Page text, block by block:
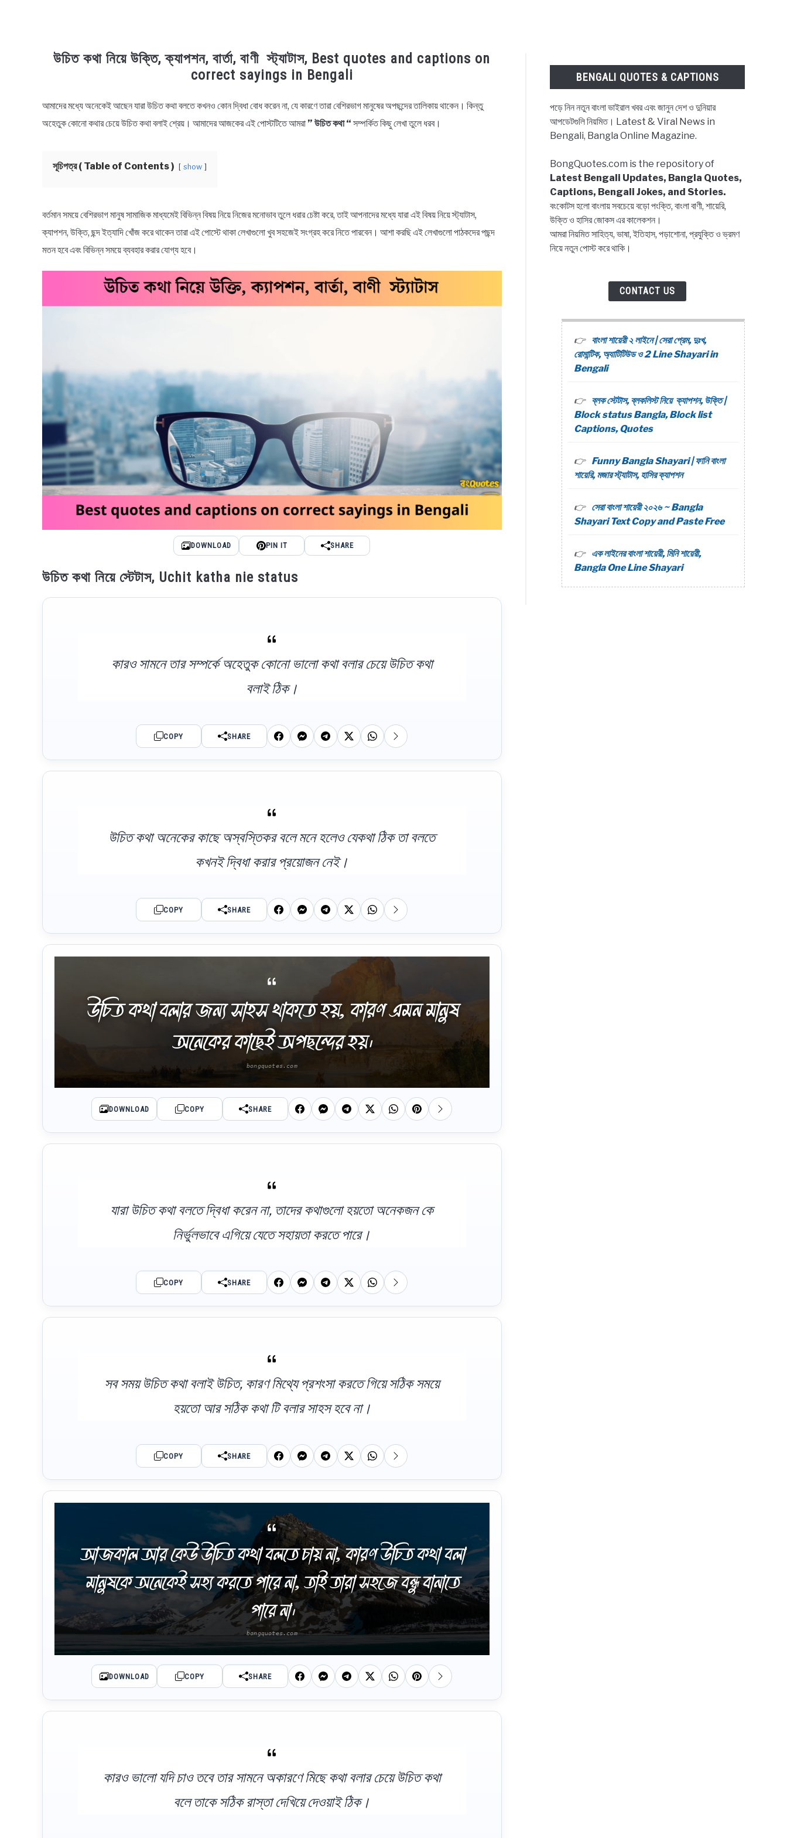
উচিত কথা নিয়ে উক্তি, ক্যাপশন, বার্তা, বাণী স্ট্যাটাস, Best quotes and captions on
correct sayings in Bengali
in
Bengali
আমাদের মধ্যে অনেকেই আছেন যারা উচিত কথা বলতে কখনও কোন দ্বিধা বোধ করেন না, যে কারণে তারা বেশিরভাগ মানুষের অপছন্দের তালিকায় থাকেন। কিন্তু
অহেতুক কোনো কথার চেয়ে উচিত কথা বলাই শ্রেয়। আমাদের আজকের এই পোস্টটিতে আমরা ” উচিত কথা “ সম্পর্কিত কিছু লেখা তুলে ধরব।
সূচিপত্র ( Table of Contents ) show
বর্তমান সময়ে বেশিরভাগ মানুষ সামাজিক মাধ্যমেই বিভিন্ন বিষয় নিয়ে নিজের মনোভাব তুলে ধরার চেষ্টা করে, তাই আপনাদের মধ্যে যারা এই বিষয় নিয়ে স্ট্যাটাস,
ক্যাপশন, উক্তি, ছন্দ ইত্যাদি খোঁজ করে থাকেন তারা এই পোস্টে থাকা লেখাগুলো খুব সহজেই সংগ্রহ করে নিতে পারবেন। আশা করছি এই লেখাগুলো পাঠকদের পছন্দ
মতন হবে এবং বিভিন্ন সময়ে ব্যবহার করার যোগ্য হবে।
DOWNLOAD PIN IT SHARE
উচিত কথা নিয়ে স্টেটাস, Uchit katha nie status
কারও সামনে তার সম্পর্কে অহেতুক কোনো ভালো কথা বলার চেয়ে উচিত কথা
বলাই ঠিক।
COPY SHARE
উচিত কথা অনেকের কাছে অস্বস্তিকর বলে মনে হলেও যেকথা ঠিক তা বলতে
কখনই দ্বিধা করার প্রয়োজন নেই।
COPY SHARE
উচিত কথা বলার জন্য সাহস থাকতে হয়, কারণ এমন মানুষ
অনেকের কাছেই অপছন্দের হয়।
DOWNLOAD COPY SHARE
যারা উচিত কথা বলতে দ্বিধা করেন না, তাদের কথাগুলো হয়তো অনেকজন কে
নির্ভুলভাবে এগিয়ে যেতে সহায়তা করতে পারে।
COPY SHARE
সব সময় উচিত কথা বলাই উচিত, কারণ মিথ্যে প্রশংসা করতে গিয়ে সঠিক সময়ে
হয়তো আর সঠিক কথা টি বলার সাহস হবে না।
COPY SHARE
আজকাল আর কেউ উচিত কথা বলতে চায় না, কারণ উচিত কথা বলা
মানুষকে অনেকেই সহ্য করতে পারে না, তাই তারা সহজে বন্ধু বানাতে
পারে না।
DOWNLOAD COPY SHARE
কারও ভালো যদি চাও তবে তার সামনে অকারণে মিছে কথা বলার চেয়ে উচিত কথা
বলে তাকে সঠিক রাস্তা দেখিয়ে দেওয়াই ঠিক।
BENGALI QUOTES & CAPTIONS
পড়ে নিন নতুন বাংলা ভাইরাল খবর এবং জানুন দেশ ও দুনিয়ার
আপডেটগুলি নিয়মিত। Latest & Viral News in
Bengali, Bangla Online Magazine.
BongQuotes.com is the repository of
Latest Bengali Updates, Bangla Quotes,
Captions, Bengali Jokes, and Stories.
বংকোটস হলো বাংলায় সবচেয়ে বড়ো পংক্তি, বাংলা বাণী, শায়েরি,
উক্তি ও হাসির জোকস এর কালেকশন।
আমরা নিয়মিত সাহিত্য, ভাষা, ইতিহাস, পড়াশোনা, প্রযুক্তি ও ভ্রমণ
নিয়ে নতুন পোস্ট করে থাকি।
CONTACT US
বাংলা শায়েরী ২ লাইনে | সেরা প্রেম, দুঃখ,
রোমান্টিক, অ্যাটিটিউড ও 2 Line Shayari in
Bengali
ব্লক স্টেটাস, ব্লকলিস্ট নিয়ে ক্যাপশন, উক্তি |
Block status Bangla, Block list
Captions, Quotes
Funny Bangla Shayari | ফানি বাংলা
শায়েরি, মজার স্ট্যাটাস, হাসির ক্যাপশন
সেরা বাংলা শায়েরী ২০২৬ ~ Bangla
Shayari Text Copy and Paste Free
এক লাইনের বাংলা শায়েরী, মিনি শায়েরী,
Bangla One Line Shayari